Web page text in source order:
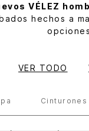
VÉLEZ
hechos a
VER TODO
Cinturones